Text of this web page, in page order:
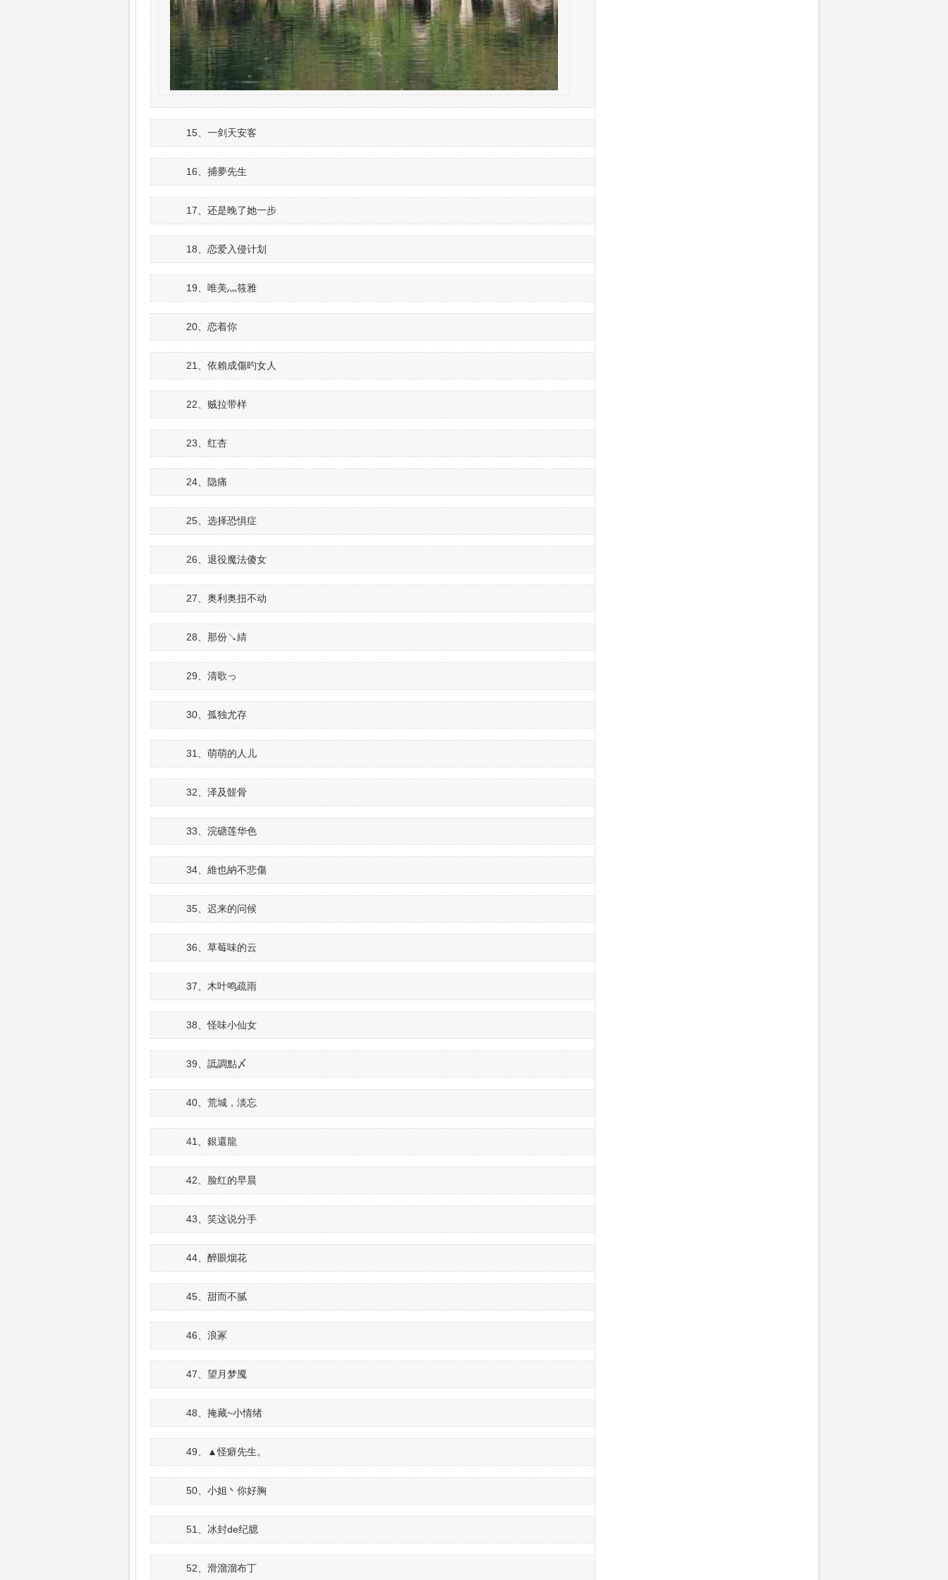
15、一剑天安客
16、捕夢先生
17、还是晚了她一步
18、恋爱入侵计划
19、唯美灬筱雅
20、恋着你
21、依賴成傷旳女人
22、贼拉带样
23、红杏
24、隐痛
25、选择恐惧症
26、退役魔法傻女
27、奥利奥扭不动
28、那份↘綪
29、清歌っ
30、孤独尤存
31、萌萌的人儿
32、泽及髊骨
33、浣磄莲华色
34、維也納不悲傷
35、迟来的问候
36、草莓味的云
37、木叶鸣疏雨
38、怪味小仙女
39、詆調點〆
40、荒城，淡忘
41、銀還龍
42、脸红的早晨
43、笑这说分手
44、醉眼烟花
45、甜而不腻
46、浪冢
47、望月梦魇
48、掩藏~小情绪
49、▲怪癖先生。
50、小姐丶你好胸
51、冰封de纪臆
52、滑溜溜布丁